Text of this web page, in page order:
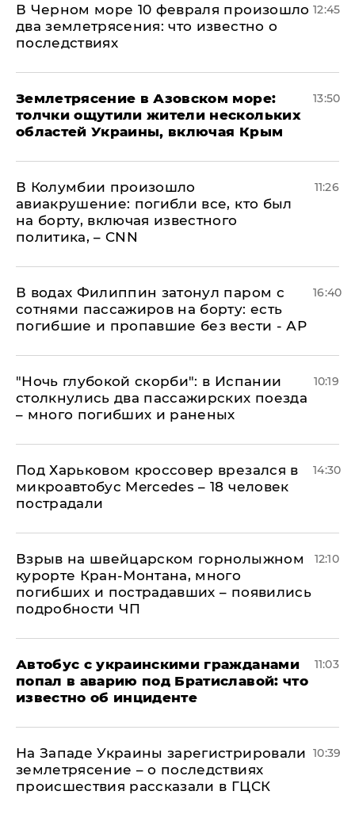
В Черном море 10 февраля произошло
два землетрясения: что известно о
последствиях
12:45
Землетрясение в Азовском море:
толчки ощутили жители нескольких
областей Украины, включая Крым
13:50
В Колумбии произошло
авиакрушение: погибли все, кто был
на борту, включая известного
политика, – CNN
11:26
В водах Филиппин затонул паром с
сотнями пассажиров на борту: есть
погибшие и пропавшие без вести - АР
16:40
"Ночь глубокой скорби": в Испании
столкнулись два пассажирских поезда
– много погибших и раненых
10:19
Под Харьковом кроссовер врезался в
микроавтобус Mercedes – 18 человек
пострадали
14:30
Взрыв на швейцарском горнолыжном
курорте Кран-Монтана, много
погибших и пострадавших – появились
подробности ЧП
12:10
Автобус с украинскими гражданами
попал в аварию под Братиславой: что
известно об инциденте
11:03
На Западе Украины зарегистрировали
землетрясение – о последствиях
происшествия рассказали в ГЦСК
10:39